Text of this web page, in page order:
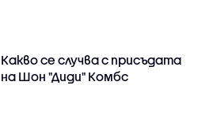
Какво се случва с присъдата
на Шон "Диди" Комбс